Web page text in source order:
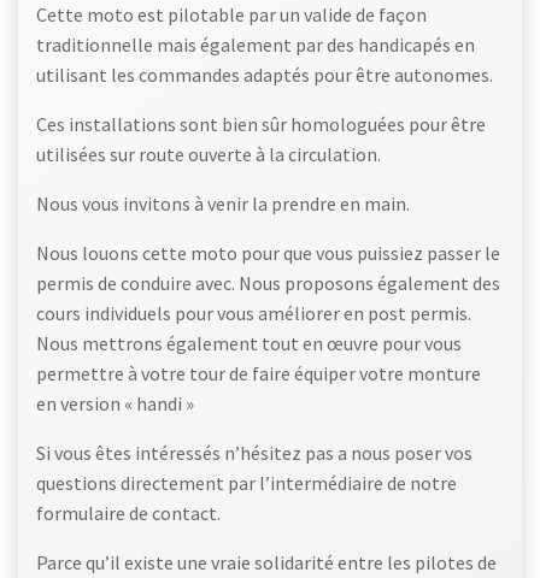
Cette moto est pilotable par un valide de façon
traditionnelle mais également par des handicapés en
utilisant les commandes adaptés pour être autonomes.
Ces installations sont bien sûr homologuées pour être
utilisées sur route ouverte à la circulation.
Nous vous invitons à venir la prendre en main.
Nous louons cette moto pour que vous puissiez passer le
permis de conduire avec. Nous proposons également des
cours individuels pour vous améliorer en post permis.
Nous mettrons également tout en œuvre pour vous
permettre à votre tour de faire équiper votre monture
en version « handi »
Si vous êtes intéressés n’hésitez pas a nous poser vos
questions directement par l’intermédiaire de notre
formulaire de contact.
Parce qu’il existe une vraie solidarité entre les pilotes de